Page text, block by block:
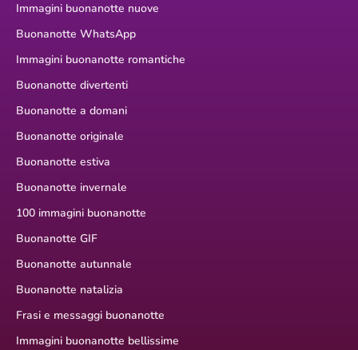
Immagini buonanotte nuove
Buonanotte WhatsApp
Immagini buonanotte romantiche
Buonanotte divertenti
Buonanotte a domani
Buonanotte originale
Buonanotte estiva
Buonanotte invernale
100 immagini buonanotte
Buonanotte GIF
Buonanotte autunnale
Buonanotte natalizia
Frasi e messaggi buonanotte
Immagini buonanotte bellissime